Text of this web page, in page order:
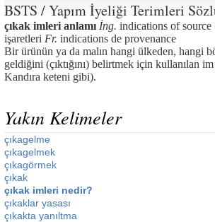
BSTS / Yapım İyeliği Terimleri
çıkak imleri anlamı İng. indications of source
işaretleri Fr. indications de provenance
Bir ürünün ya da malın hangi ülkeden, hangi
geldiğini (çıktığını) belirtmek için kullanılan
Kandıra keteni gibi).
Yakın Kelimeler
çıkagelme
çıkagelmek
çıkagörmek
çıkak
çıkak imleri nedir?
çıkaklar yasası
çıkakta yanıltma